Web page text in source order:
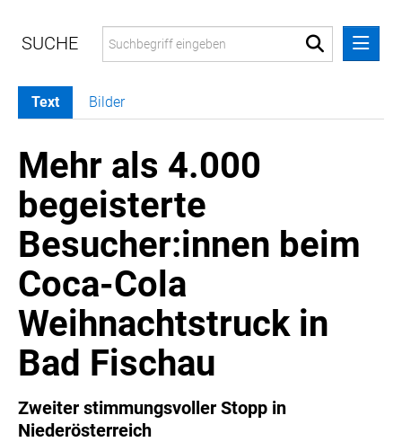
MELDUNGEN
COCA-COLA
Coca-Cola CUP
COCA-COLA HBC ÖSTERREICH
RÖMERQUELLE
ÖSTERREICHISCHE SPORTHILFE
KESCH
BARFLY'S CLUB
SPORTS MEDIA AUSTRIA
CULINARIUS
RECYCLEMICH-INITIATIVE
VIER HOCH VIER
Text Bilder
Mehr als 4.000
begeisterte
Besucher:innen beim
Coca-Cola
Weihnachtstruck in
Bad Fischau
Zweiter stimmungsvoller Stopp in
Niederösterreich